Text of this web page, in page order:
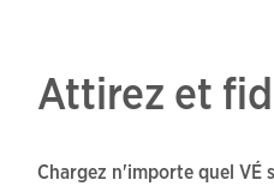
Attirez et
Chargez n'importe quel VÉ